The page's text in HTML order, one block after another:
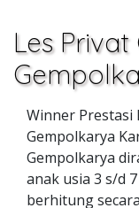
Les
Winner Prestasi
Gempolkarya
Gempolkarya
anak usia 3 s/d
berhitung